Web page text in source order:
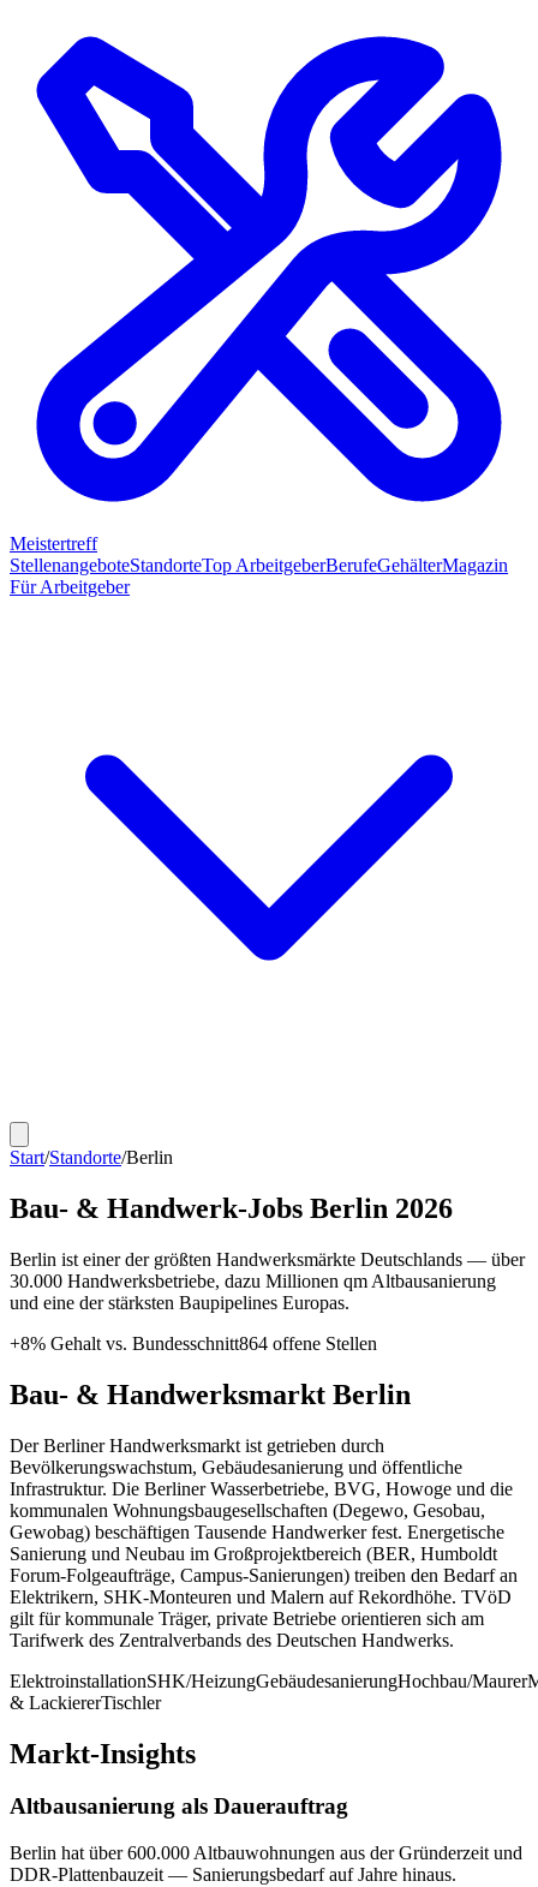
Meistertreff
StellenangeboteStandorteTop ArbeitgeberBerufeGehälterMagazin
Für Arbeitgeber
Start/Standorte/Berlin
Bau- & Handwerk-Jobs Berlin 2026
Berlin ist einer der größten Handwerksmärkte Deutschlands — über
30.000 Handwerksbetriebe, dazu Millionen qm Altbausanierung
und eine der stärksten Baupipelines Europas.
+8% Gehalt vs. Bundesschnitt864 offene Stellen
Bau- & Handwerksmarkt Berlin
Der Berliner Handwerksmarkt ist getrieben durch
Bevölkerungswachstum, Gebäudesanierung und öffentliche
Infrastruktur. Die Berliner Wasserbetriebe, BVG, Howoge und die
kommunalen Wohnungsbaugesellschaften (Degewo, Gesobau,
Gewobag) beschäftigen Tausende Handwerker fest. Energetische
Sanierung und Neubau im Großprojektbereich (BER, Humboldt
Forum-Folgeaufträge, Campus-Sanierungen) treiben den Bedarf an
Elektrikern, SHK-Monteuren und Malern auf Rekordhöhe. TVöD
gilt für kommunale Träger, private Betriebe orientieren sich am
Tarifwerk des Zentralverbands des Deutschen Handwerks.
ElektroinstallationSHK/HeizungGebäudesanierungHochbau/Maurer
& LackiererTischler
Markt-Insights
Altbausanierung als Dauerauftrag
Berlin hat über 600.000 Altbauwohnungen aus der Gründerzeit und
DDR-Plattenbauzeit — Sanierungsbedarf auf Jahre hinaus.